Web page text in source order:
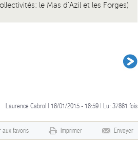
le Mas d’Azil et les Forges)
Laurence Cabrol | 16/01/2015 - 18:59 | Lu: 37861 fois
aux favoris Imprimer Envoyer